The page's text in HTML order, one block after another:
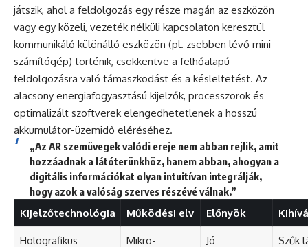
játszik, ahol a feldolgozás egy része magán az eszközön
vagy egy közeli, vezeték nélküli kapcsolaton keresztül
kommunikáló különálló eszközön (pl. zsebben lévő mini
számítógép) történik, csökkentve a felhőalapú
feldolgozásra való támaszkodást és a késleltetést. Az
alacsony energiafogyasztású kijelzők, processzorok és
optimalizált szoftverek elengedhetetlenek a hosszú
akkumulátor-üzemidő eléréséhez.
„Az AR szemüvegek valódi ereje nem abban rejlik, amit
hozzáadnak a látóterünkhöz, hanem abban, ahogyan a
digitális információkat olyan intuitívan integrálják,
hogy azok a valóság szerves részévé válnak.”
Kijelzőtechnológia Működési elv Előnyök
Holografikus
Mikro-
Jó
Szűk